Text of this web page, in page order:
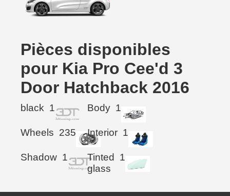
Pièces disponibles
pour Kia Pro Cee'd 3
Door Hatchback 2016
black 1 Body 1
Wheels 235 Interior 1
Shadow 1
Tinted
glass
1